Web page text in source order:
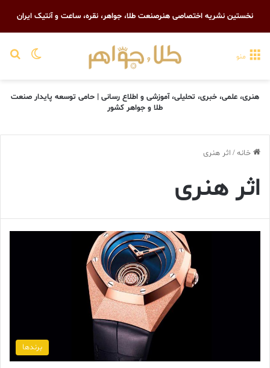
نخستین نشریه اختصاصی هنرصنعت طلا، جواهر، نقره، ساعت و آنتیک ایران
تغییر منو
هنری، علمی، خبری، تحلیلی، آموزشی و اطلاع رسانی | حامی توسعه پایدار صنعت
طلا و جواهر کشور
خانه/ اثر هنری
اثر هنری
برندها